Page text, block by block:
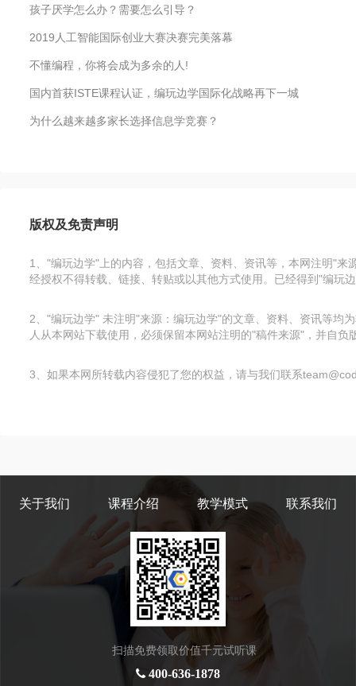
孩子厌学怎么办？需要怎么引导？
2019人工智能国际创业大赛决赛完美落幕
不懂编程，你将会成为多余的人!
国内首获ISTE课程认证，编玩边学国际化战略再下一城
为什么越来越多家长选择信息学竞赛？
版权及免责声明
1、"编玩边学"上的内容，包括文章、资料、资讯等，本网注明"
经授权不得转载、链接、转贴或以其他方式使用。已经得到"编玩
2、"编玩边学" 未注明"来源：编玩边学"的文章、资料、资讯等均
人从本网站下载使用，必须保留本网站注明的"稿件来源"，并自
3、如果本网所转载内容侵犯了您的权益，请与我们联系
关于我们 课程介绍 教学模式 联系我们
扫描免费领取价值千元试听课
400-636-1878